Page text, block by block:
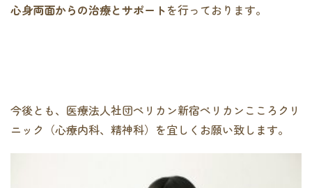
心身両面からの治療とサポートを行っております。
今後とも、医療法人社団ペリカン新宿ペリカンこころクリ
ニック（心療内科、精神科）を宜しくお願い致します。